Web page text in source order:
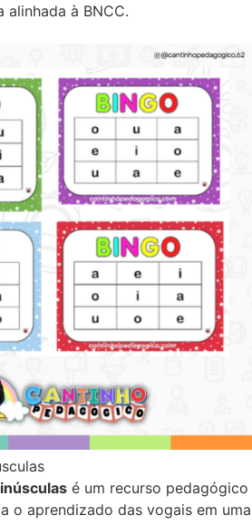
à BNCC.
é um recurso pedagógico
o aprendizado das vogais em uma